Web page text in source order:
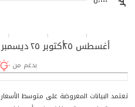
أغسطس ٢٥ أكتوبر ٢٥ ديسمبر ٢٥
بدعم من
تعتمد البيانات المعروضة على متوسط